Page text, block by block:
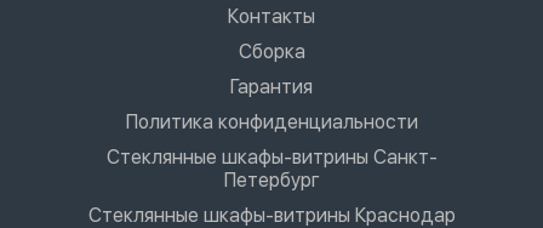
Контакты
Сборка
Гарантия
Политика конфиденциальности
Стеклянные шкафы-витрины Санкт-
Петербург
Стеклянные шкафы-витрины Краснодар